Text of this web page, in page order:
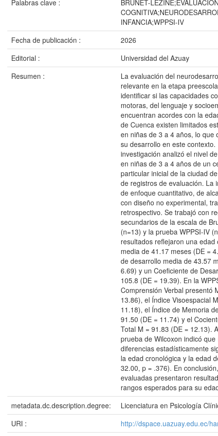
Palabras clave :
BRUNET-
INFANCIA;WPPSI-IV
Fecha de publicación :
2026
Editorial :
Universidad del Azuay
Resumen :
La evaluación del
relevante en la etapa
identificar si las capacidades
motoras, del lenguaje y
encuentran acordes con la
de Cuenca existen limitados
en niñas de 3 a 4 años, lo que
su desarrollo en este
investigación analizó el nivel
en niñas de 3 a 4 años de un
particular inicial de la ciudad
de registros de evaluación. La
de enfoque cuantitativo, de
con diseño no experimental,
retrospectivo. Se trabajó con
secundarios de la escala de
(n=13) y la prueba WPPSI-IV
resultados reflejaron una edad
media de 41.17 meses (DE =
de desarrollo media de 43.57
6.69) y un Coeficiente de
105.8 (DE = 19.39). En la
Comprensión Verbal presentó
13.86), el Índice Visoespacial
11.18), el Índice de Memoria
91.50 (DE = 11.74) y el
Total M = 91.83 (DE = 12.13).
prueba de Wilcoxon indicó
diferencias estadísticamente
la edad cronológica y la edad
32.00, p = .376). En
evaluadas presentaron
rangos esperados para su
metadata.dc.description.degree:
Licenciatura en Psicología
URI :
http://dspace.uazuay.edu.ec/